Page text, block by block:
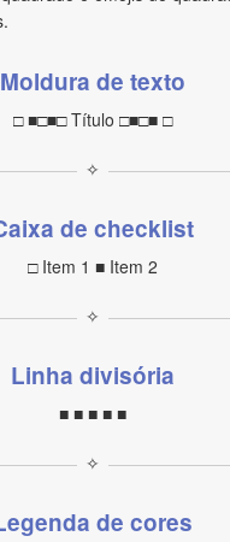
Moldura de texto
□ ■□■□ Título □■□■ □
✧
de checklist
□ Item 1 ■ Item 2
✧
Linha divisória
■ ■ ■ ■ ■
✧
de cores